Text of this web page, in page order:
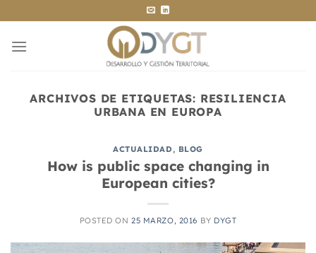
al
contenido
ARCHIVOS DE ETIQUETAS: RESILIENCIA
URBANA EN EUROPA
ACTUALIDAD, BLOG
How is public space changing in
European cities?
POSTED ON25 MARZO, 2016 BY DYGT